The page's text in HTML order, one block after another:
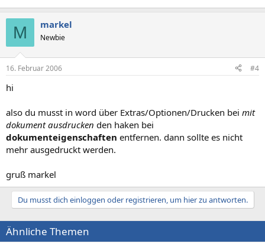
M markel
Newbie
16. Februar 2006 #4
hi
also du musst in word über Extras/Optionen/Drucken bei mit
dokument ausdrucken den haken bei
dokumenteigenschaften entfernen. dann sollte es nicht
mehr ausgedruckt werden.
gruß markel
Du musst dich einloggen oder registrieren, um hier zu antworten.
Ähnliche Themen